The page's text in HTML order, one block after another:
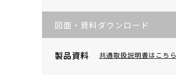
図面・資料ダウンロード
製品資料 共通取扱説明書はこちら